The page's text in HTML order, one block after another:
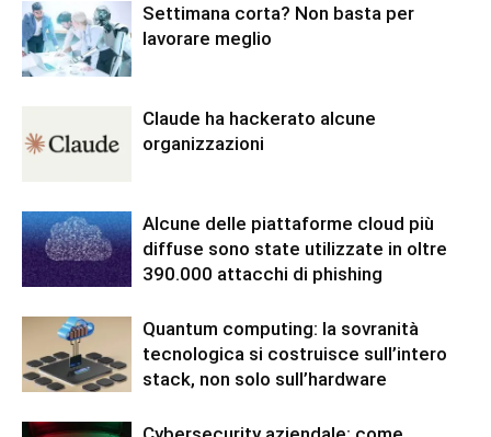
Settimana corta? Non basta per
lavorare meglio
Claude ha hackerato alcune
organizzazioni
Alcune delle piattaforme cloud più
diffuse sono state utilizzate in oltre
390.000 attacchi di phishing
Quantum computing: la sovranità
tecnologica si costruisce sull’intero
stack, non solo sull’hardware